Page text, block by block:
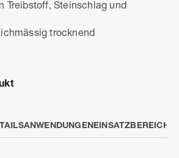
Treibstoff, Steinschlag und
trocknend
ANWENDUNGEN EINSATZBEREICH